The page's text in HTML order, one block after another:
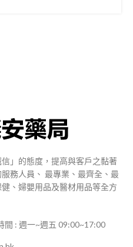
」的態度，提高與客戶之黏著
務人員、 最專業、最齊全、最
、婦嬰用品及醫材用品等全方
間 : 週一~週五 09:00~17:00